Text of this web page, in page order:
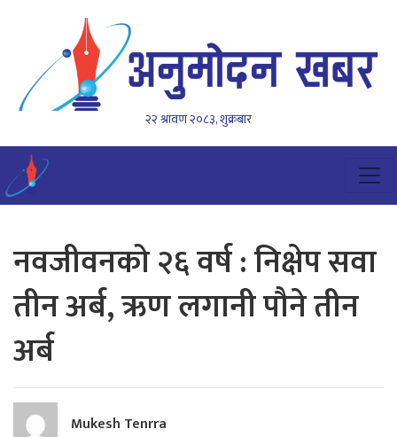
२२ श्रावण २०८३, शुक्रबार
नवजीवनको २६ वर्ष : निक्षेप सवा
तीन अर्ब, ऋण लगानी पौने तीन
अर्ब
Mukesh Tenrra